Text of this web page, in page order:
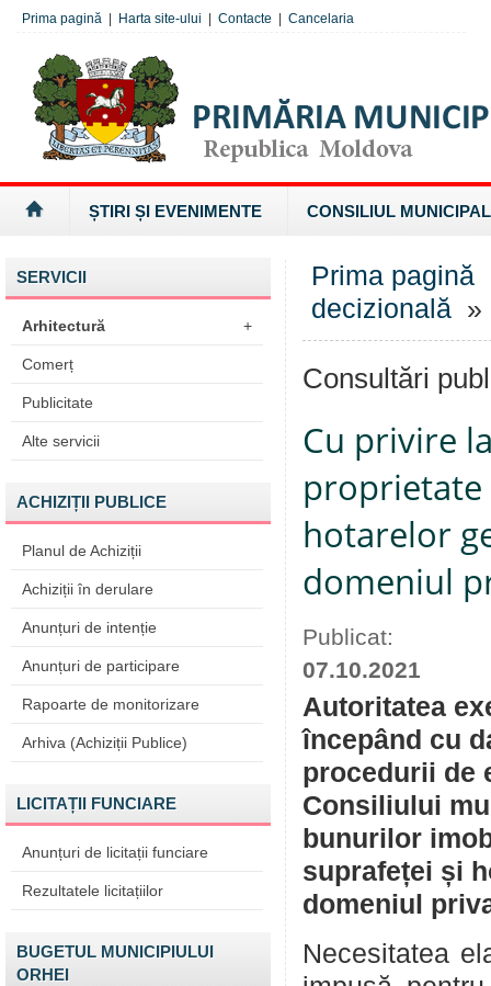
Prima pagină Harta site-ului Contacte Cancelaria
ȘTIRI ȘI EVENIMENTE CONSILIUL MUNICIPAL
SERVICII
Arhitectură +
Comerț
Publicitate
Alte servicii
ACHIZIȚII PUBLICE
Planul de Achiziții
Achiziții în derulare
Anunțuri de intenție
Anunțuri de participare
Rapoarte de monitorizare
Arhiva (Achiziții Publice)
LICITAȚII FUNCIARE
Anunțuri de licitații funciare
Rezultatele licitațiilor
BUGETUL MUNICIPIULUI
ORHEI
Prima pagină
decizională »
Consultări
Cu privire
proprietate
hotarelor
domeniul
Publicat:
07.10.2021
Autoritatea
începând cu
procedurii de
Consiliului
bunurilor
suprafeței și
domeniul
Necesitatea